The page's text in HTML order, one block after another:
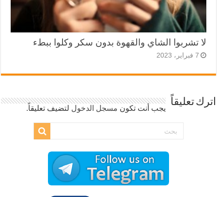
لا تشربوا الشاي والقهوة بدون سكر وكلوا ببطء
7 فبراير، 2023
اترك تعليقاً
يجب أنت تكون مسجل الدخول لتضيف تعليقاً.